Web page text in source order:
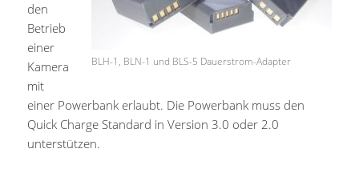
BLH-1, BLN-1 und BLS-5 Dauerstrom-Adapter
den
Betrieb
einer
Kamera
mit
einer Powerbank erlaubt. Die Powerbank muss den
Quick Charge Standard in Version 3.0 oder 2.0
unterstützen.